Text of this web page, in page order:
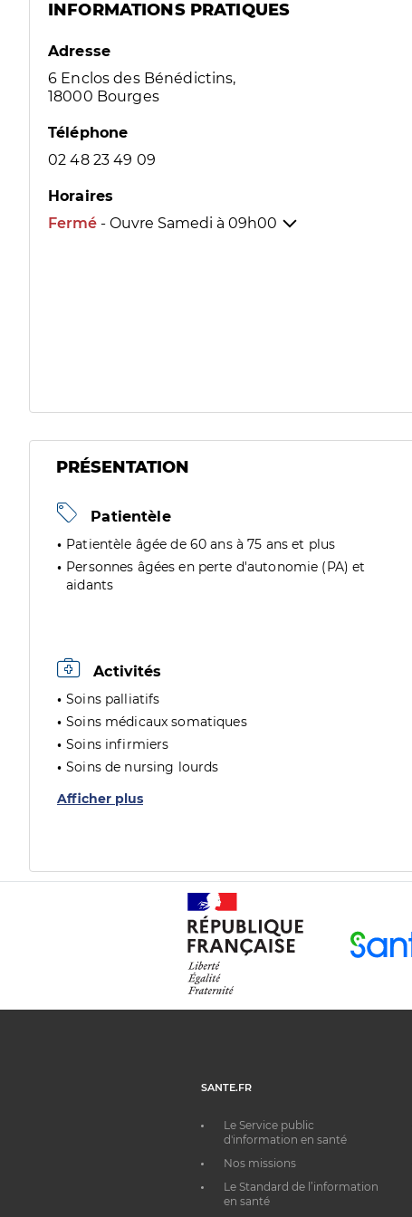
INFORMATIONS PRATIQUES
Adresse
6 Enclos des Bénédictins,
18000 Bourges
Téléphone
02 48 23 49 09
Horaires
Fermé - Ouvre Samedi à 09h00
PRÉSENTATION
Patientèle
Patientèle âgée de 60 ans à 75 ans et plus
Personnes âgées en perte d'autonomie (PA) et
aidants
Activités
Soins palliatifs
Soins médicaux somatiques
Soins infirmiers
Soins de nursing lourds
Afficher plus
SANTE.FR
Le Service public
d'information en santé
Nos missions
Le Standard de l’information
en santé